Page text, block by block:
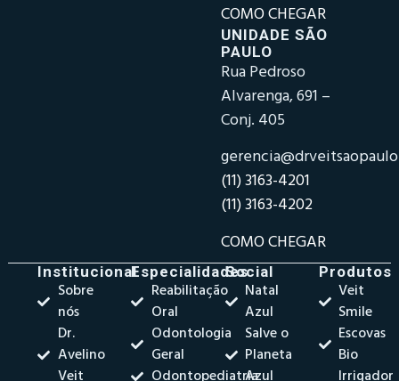
COMO CHEGAR
UNIDADE SÃO
PAULO
Rua Pedroso
Alvarenga, 691 –
Conj. 405
(11) 3163-4201
(11) 3163-4202
COMO CHEGAR
Institucional
Sobre
nós
Dr.
Avelino
Veit
Especialidades
Reabilitação
Oral
Odontologia
Geral
Odontopediatria
Social
Natal
Azul
Salve o
Planeta
Azul
Produtos
Veit
Smile
Escovas
Bio
Irrigador